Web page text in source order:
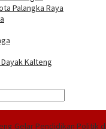
Palangka Raya
Kalteng
Gelar Pendidikan Politik